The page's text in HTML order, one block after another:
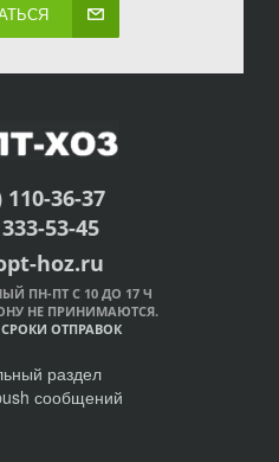
110-36-37
53-45
hoz.ru
ПН-ПТ С 10 ДО 17 Ч
НЕ ПРИНИМАЮТСЯ.
СРОКИ ОТПРАВОК
раздел
сообщений